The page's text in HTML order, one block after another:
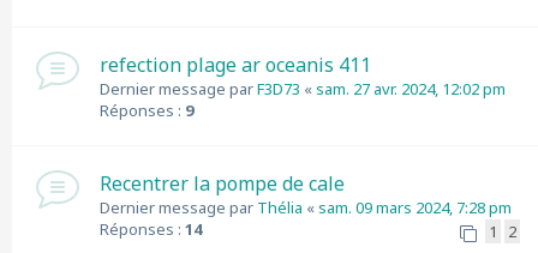
refection plage ar oceanis 411
Dernier message parF3D73 «sam. 27 avr. 2024, 12:02 pm
Réponses : 9
Recentrer la pompe de cale
Dernier message par Thélia «sam. 09 mars 2024, 7:28 pm
Réponses : 14 1 2